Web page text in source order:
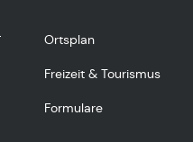
Ortsplan
Freizeit & Tourismus
Formulare